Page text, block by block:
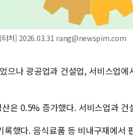
터처] 2026.03.31 rang@newspim.com
으나 광공업과 건설업, 서비스업
은 0.5% 증가했다. 서비스업과
했다. 음식료품 등 비내구재에서